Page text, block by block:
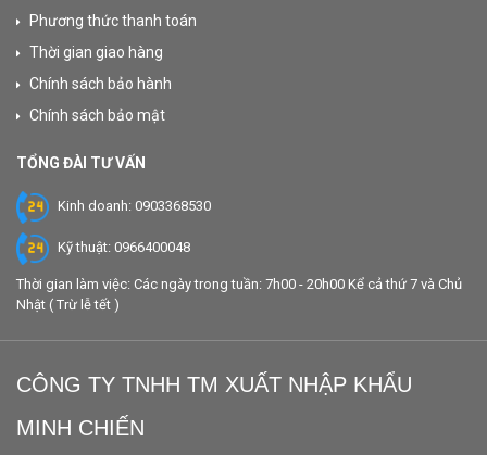
Phương thức thanh toán
Thời gian giao hàng
Chính sách bảo hành
Chính sách bảo mật
TỔNG ĐÀI TƯ VẤN
Kinh doanh: 0903368530
Kỹ thuật: 0966400048
Thời gian làm việc: Các ngày trong tuần: 7h00 - 20h00 Kể cả thứ 7 và Chủ
Nhật ( Trừ lễ tết )
CÔNG TY TNHH TM XUẤT NHẬP KHẨU
MINH CHIẾN